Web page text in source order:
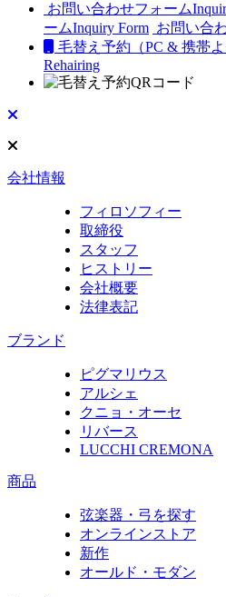
お問い合わせフォーム
ームInquiry Form お問い合
毛替え予約（PC & 携帯よ
Rehairing
会社情報
フィロソフィー
取締役
スタッフ
ヒストリー
会社概要
法律表記
ブランド
ピグマリウス
アルシェ
クニョ・オーセ
リバース
LUCCHI CREMONA
商品
弦楽器・弓を探す
オンラインストア
新作
オールド・モダン